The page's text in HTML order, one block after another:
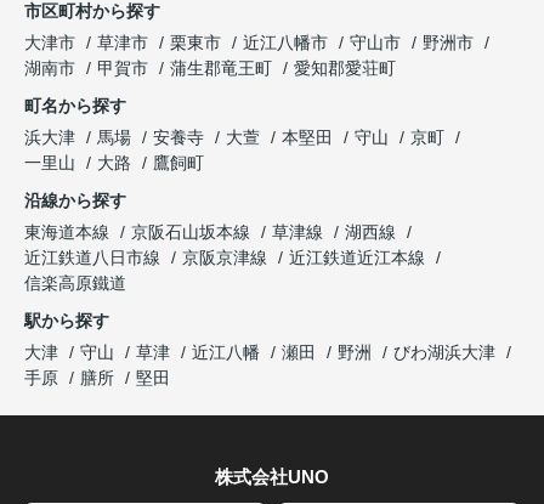
市区町村から探す
大津市
草津市 栗東市 近江八幡市 守山市
野洲市
湖南市
甲賀市 蒲生郡竜王町
愛知郡愛荘町
町名から探す
浜大津
馬場 安養寺 大萱 本堅田 守山
京町
一里山
大路
鷹飼町
沿線から探す
東海道本線
京阪石山坂本線 草津線
湖西線
近江鉄道八日市線
京阪京津線
近江鉄道近江本線
信楽高原鐵道
駅から探す
大津
守山 草津 近江八幡 瀬田 野洲
びわ湖浜大津
手原
膳所 堅田
株式会社UNO